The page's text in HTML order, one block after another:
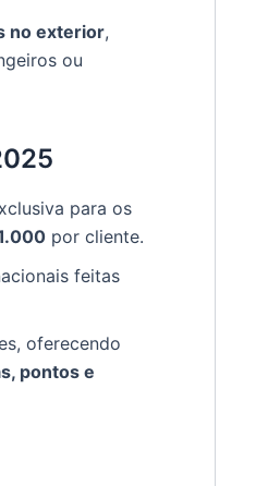
no exterior,
ou
para os
por cliente.
feitas
oferecendo
pontos e